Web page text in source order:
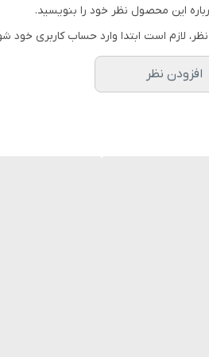
این محصول نظر خود را بنویسید.
لازم است ابتدا وارد حساب کاربری خود
افزودن نظر